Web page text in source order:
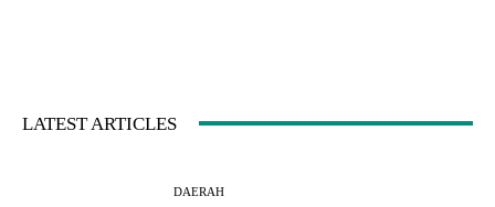
LATEST ARTICLES
DAERAH